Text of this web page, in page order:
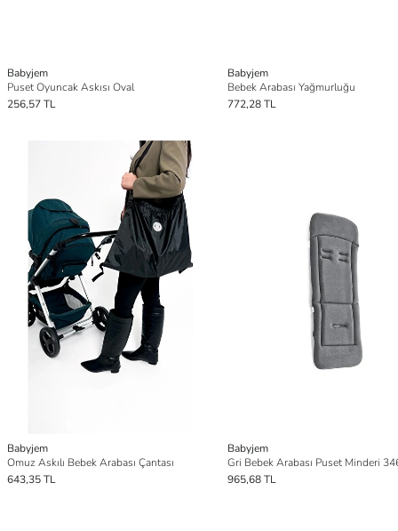
Babyjem
Puset Oyuncak Askısı Oval
256,57 TL
Babyjem
Bebek Arabası Yağmurluğu
772,28 TL
Babyjem
Omuz Askılı Bebek Arabası Çantası
643,35 TL
Babyjem
Gri Bebek Arabası Puset Minderi
965,68 TL